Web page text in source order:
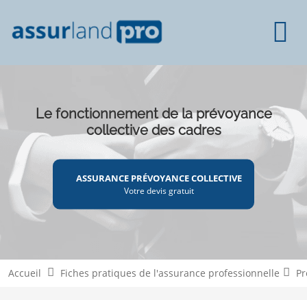
Le fonctionnement de la prévoyance
collective des cadres
ASSURANCE PRÉVOYANCE COLLECTIVE
Votre devis gratuit
Accueil Fiches pratiques de l'assurance professionnelle